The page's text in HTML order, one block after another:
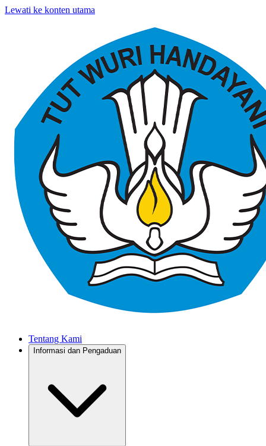
Lewati ke konten utama
Tentang Kami
Informasi dan Pengaduan